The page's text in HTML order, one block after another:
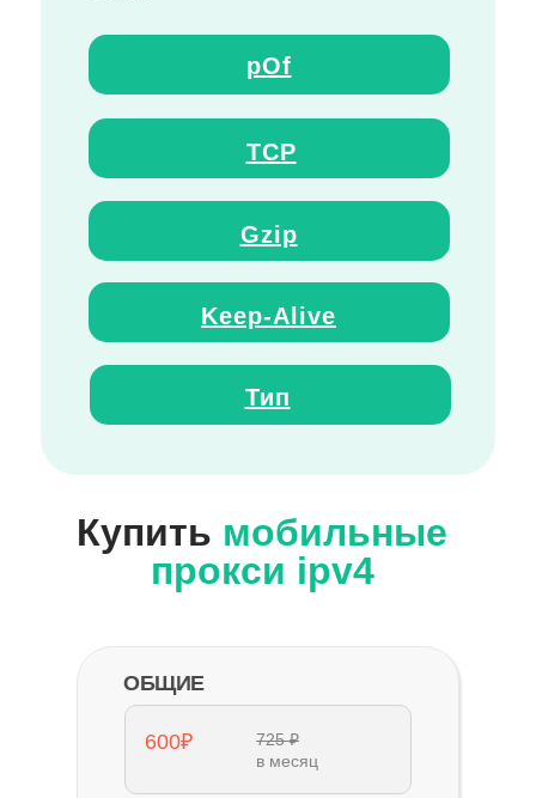
pOf
TCP
Gzip
Keep-Alive
Тип
Купить мобильные
прокси ipv4
ОБЩИЕ
600₽
725 ₽
в месяц